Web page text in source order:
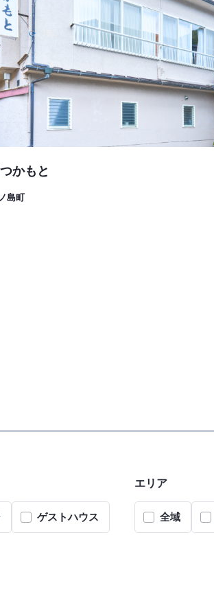
かもと
島町
ゲストハウス
エリア
全域